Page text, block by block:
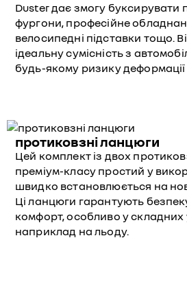
Duster дає змогу буксирувати
фургони, професійне
велосипедні підставки тощо.
ідеальну сумісність з
будь-якому ризику
протиковзні ланцюги
Цей комплект із двох
преміум-класу простий у
швидко встановлюється на
Ці ланцюги гарантують
комфорт, особливо у складних
наприклад на льоду.